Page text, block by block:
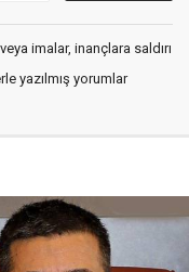
imalar, inançlara saldırı
yazılmış yorumlar